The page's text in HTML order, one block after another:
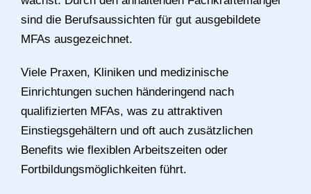
sind die Berufsaussichten für gut ausgebildete
MFAs ausgezeichnet.
Viele Praxen, Kliniken und medizinische
Einrichtungen suchen händeringend nach
qualifizierten MFAs, was zu attraktiven
Einstiegsgehältern und oft auch zusätzlichen
Benefits wie flexiblen Arbeitszeiten oder
Fortbildungsmöglichkeiten führt.